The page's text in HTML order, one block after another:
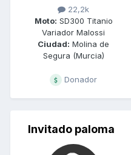
22,2k
Moto: SD300 Titanio
Variador Malossi
Ciudad: Molina de
Segura (Murcia)
Donador
Invitado paloma